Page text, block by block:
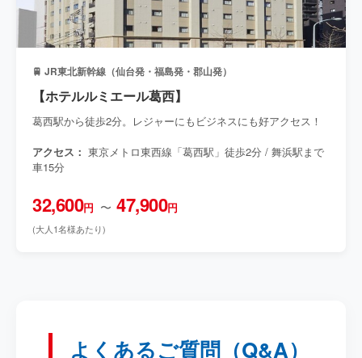
🚆 JR東北新幹線（仙台発・福島発・郡山発）
【ホテルルミエール葛西】
葛西駅から徒歩2分。レジャーにもビジネスにも好アクセス！
アクセス： 東京メトロ東西線「葛西駅」徒歩2分 / 舞浜駅まで
車15分
32,600円 〜 47,900円
(大人1名様あたり)
よくあるご質問（Q&A）